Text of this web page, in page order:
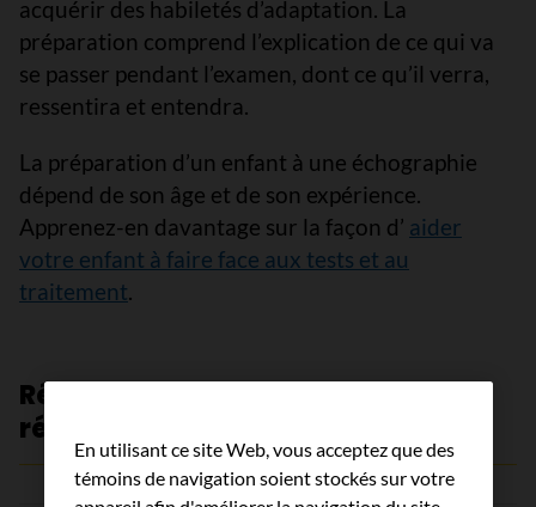
acquérir des habiletés d’adaptation. La
préparation comprend l’explication de ce qui va
se passer pendant l’examen, dont ce qu’il verra,
ressentira et entendra.
La préparation d’un enfant à une échographie
dépend de son âge et de son expérience.
Apprenez-en davantage sur la façon d’ aider
votre enfant à faire face aux tests et au
traitement.
Révision par les experts et
références
En utilisant ce site Web, vous acceptez que des
témoins de navigation soient stockés sur votre